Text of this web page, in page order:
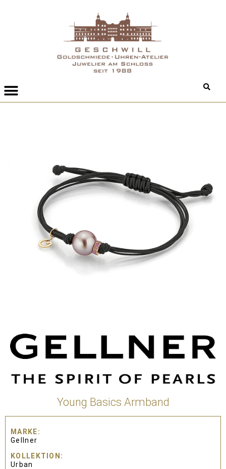
Young Basics Armband
MARKE
Gellner
KOLLEKTION
Urban